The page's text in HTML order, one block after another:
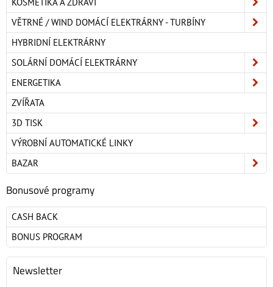
VĚTRNÉ / WIND DOMÁCÍ ELEKTRÁRNY - TURBÍNY
HYBRIDNÍ ELEKTRÁRNY
SOLÁRNÍ DOMÁCÍ ELEKTRÁRNY
ENERGETIKA
ZVÍŘATA
3D TISK
VÝROBNÍ AUTOMATICKÉ LINKY
BAZAR
Bonusové programy
CASH BACK
BONUS PROGRAM
Newsletter